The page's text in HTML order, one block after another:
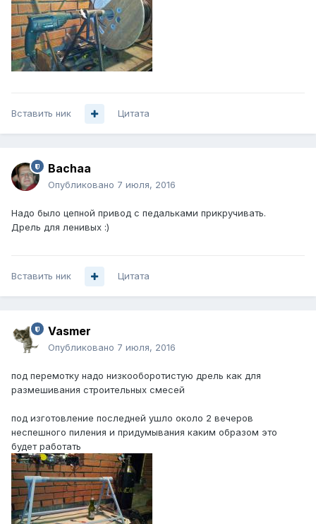
Вставить ник Цитата
Bachaa
Опубликовано 7 июля, 2016
Надо было цепной привод с педальками прикручивать.
Дрель для ленивых :)
Вставить ник Цитата
Vasmer
Опубликовано 7 июля, 2016
под перемотку надо низкооборотистую дрель как для
размешивания строительных смесей
под изготовление последней ушло около 2 вечеров
неспешного пиления и придумывания каким образом это
будет работать